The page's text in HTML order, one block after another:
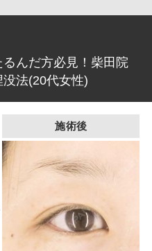
んだ方必見！柴田院
法(20代女性)
施術後